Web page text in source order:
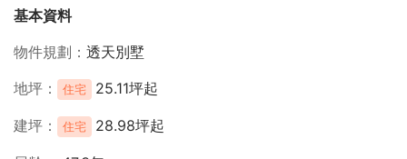
基本資料
物件規劃
透天別墅
地坪
住宅 25.11坪起
建坪 住宅 28.98坪起